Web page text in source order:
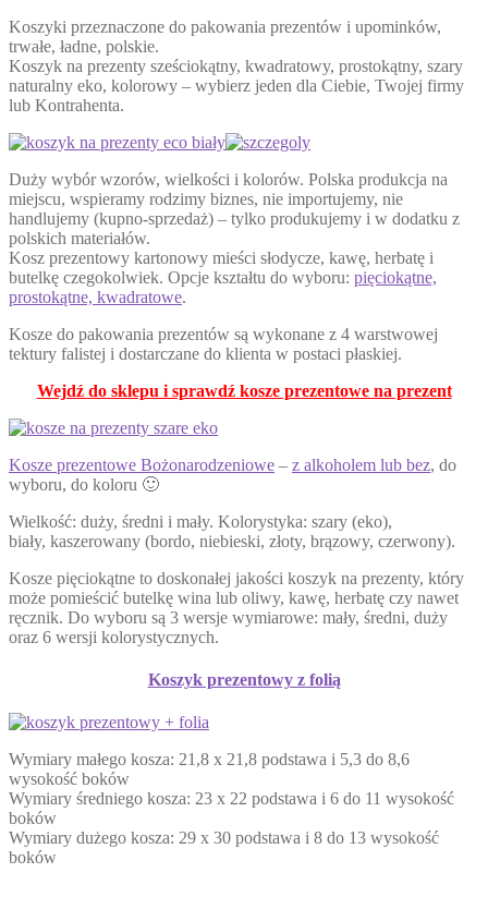
Koszyki przeznaczone do pakowania prezentów i upominków,
trwałe, ładne, polskie.
Koszyk na prezenty sześciokątny, kwadratowy, prostokątny, szary
naturalny eko, kolorowy – wybierz jeden dla Ciebie, Twojej firmy
lub Kontrahenta.
Duży wybór wzorów, wielkości i kolorów. Polska produkcja na
miejscu, wspieramy rodzimy biznes, nie importujemy, nie
handlujemy (kupno-sprzedaż) – tylko produkujemy i w dodatku z
polskich materiałów.
Kosz prezentowy kartonowy mieści słodycze, kawę, herbatę i
butelkę czegokolwiek. Opcje kształtu do wyboru: pięciokątne,
prostokątne, kwadratowe.
Kosze do pakowania prezentów są wykonane z 4 warstwowej
tektury falistej i dostarczane do klienta w postaci płaskiej.
Wejdź do sklepu i sprawdź kosze prezentowe na prezent
Kosze prezentowe Bożonarodzeniowe – z alkoholem lub bez, do
wyboru, do koloru 🙂
Wielkość: duży, średni i mały. Kolorystyka: szary (eko),
biały, kaszerowany (bordo, niebieski, złoty, brązowy, czerwony).
Kosze pięciokątne to doskonałej jakości koszyk na prezenty, który
może pomieścić butelkę wina lub oliwy, kawę, herbatę czy nawet
ręcznik. Do wyboru są 3 wersje wymiarowe: mały, średni, duży
oraz 6 wersji kolorystycznych.
Koszyk prezentowy z folią
Wymiary małego kosza: 21,8 x 21,8 podstawa i 5,3 do 8,6
wysokość boków
Wymiary średniego kosza: 23 x 22 podstawa i 6 do 11 wysokość
boków
Wymiary dużego kosza: 29 x 30 podstawa i 8 do 13 wysokość
boków